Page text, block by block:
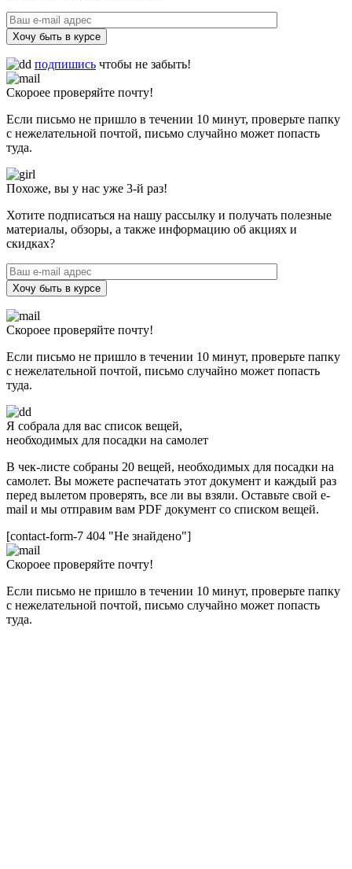
Хочу быть в курсе
подпишись чтобы не забыть!
Скороее проверяйте почту!
Если письмо не пришло в течении 10 минут, проверьте папку
с нежелательной почтой, письмо случайно может попасть
туда.
Похоже, вы у нас уже 3-й раз!
Хотите подписаться на нашу рассылку и получать полезные
материалы, обзоры, а также информацию об акциях и
скидках?
Хочу быть в курсе
Скороее проверяйте почту!
Если письмо не пришло в течении 10 минут, проверьте папку
с нежелательной почтой, письмо случайно может попасть
туда.
Я собрала для вас список вещей,
необходимых для посадки на самолет
В чек-листе собраны 20 вещей, необходимых для посадки на
самолет. Вы можете распечатать этот документ и каждый раз
перед вылетом проверять, все ли вы взяли. Оставьте свой e-
mail и мы отправим вам PDF документ со списком вещей.
[contact-form-7 404 "Не знайдено"]
Скороее проверяйте почту!
Если письмо не пришло в течении 10 минут, проверьте папку
с нежелательной почтой, письмо случайно может попасть
туда.